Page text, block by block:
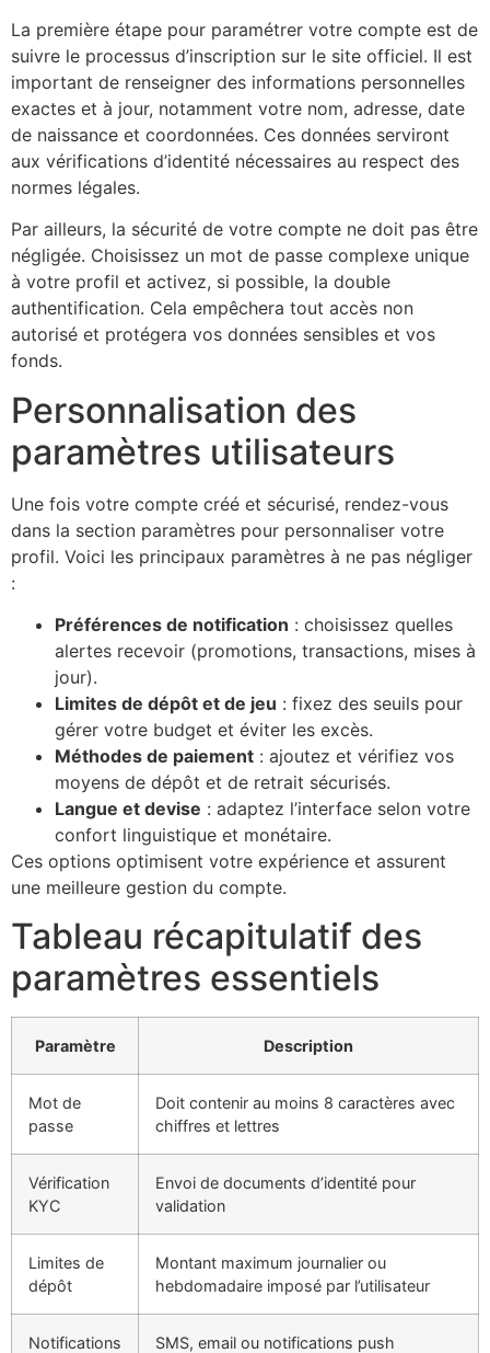
La première étape pour paramétrer votre compte est de
suivre le processus d’inscription sur le site officiel. Il est
important de renseigner des informations personnelles
exactes et à jour, notamment votre nom, adresse, date
de naissance et coordonnées. Ces données serviront
aux vérifications d’identité nécessaires au respect des
normes légales.
Par ailleurs, la sécurité de votre compte ne doit pas être
négligée. Choisissez un mot de passe complexe unique
à votre profil et activez, si possible, la double
authentification. Cela empêchera tout accès non
autorisé et protégera vos données sensibles et vos
fonds.
Personnalisation des
paramètres utilisateurs
Une fois votre compte créé et sécurisé, rendez-vous
dans la section paramètres pour personnaliser votre
profil. Voici les principaux paramètres à ne pas négliger
:
Préférences de notification : choisissez quelles
alertes recevoir (promotions, transactions, mises à
jour).
Limites de dépôt et de jeu : fixez des seuils pour
gérer votre budget et éviter les excès.
Méthodes de paiement : ajoutez et vérifiez vos
moyens de dépôt et de retrait sécurisés.
Langue et devise : adaptez l’interface selon votre
confort linguistique et monétaire.
Ces options optimisent votre expérience et assurent
une meilleure gestion du compte.
Tableau récapitulatif des
paramètres essentiels
Paramètre Description
Mot de
passe
Doit contenir au moins 8 caractères avec
chiffres et lettres
Vérification
KYC
Envoi de documents d’identité pour
validation
Limites de
dépôt
Montant maximum journalier ou
hebdomadaire imposé par l’utilisateur
Notifications
SMS, email ou notifications push